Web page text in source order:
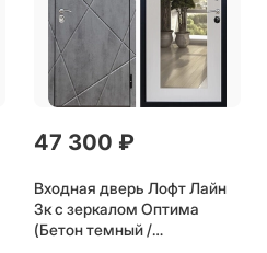
47 300 ₽
Входная дверь Лофт Лайн
3к с зеркалом Оптима
(Бетон темный /